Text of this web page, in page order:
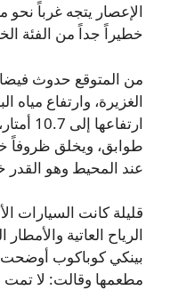
الإعصار يتجه غرباً
خطيراً جداً من الفئة
من المتوقع حدوث
الغزيرة، وارتفاع
طوابق، ويخلق ظروفاً
عند المحيط وهو القدر
قليلة كانت السيارات
الرياح العاتية
بينكي كوباكوب
مطعمها وقالت: لا تمت